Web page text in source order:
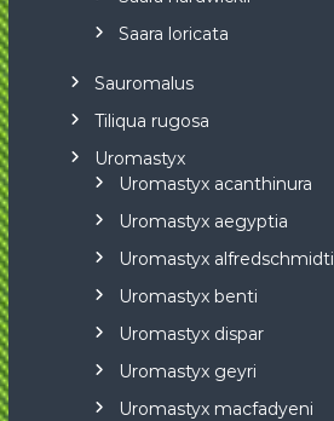
Saara loricata
Sauromalus
Tiliqua rugosa
Uromastyx
Uromastyx acanthinura
Uromastyx aegyptia
Uromastyx alfredschmidti
Uromastyx benti
Uromastyx dispar
Uromastyx geyri
Uromastyx macfadyeni